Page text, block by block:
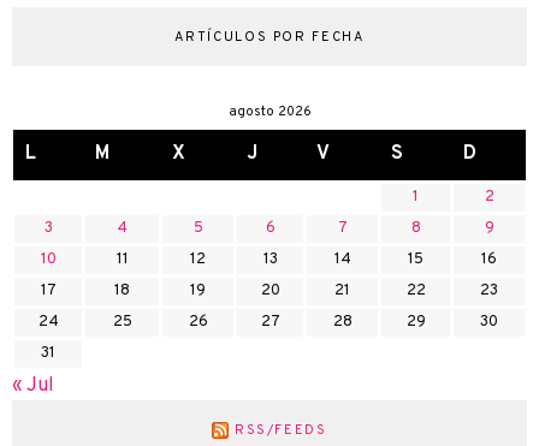
ARTÍCULOS POR FECHA
agosto 2026
L M X J V S D
1
2
3
4 5 6 7 8
9
10
11 12 13 14 15
16
17
18 19 20 21 22
23
24
25 26 27 28 29
30
31
« Jul
RSS/FEEDS